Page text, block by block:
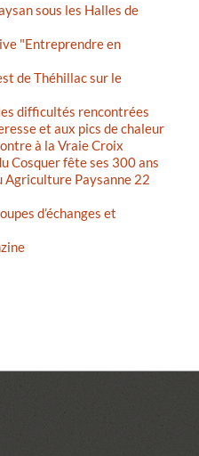
sous les Halles de
"Entreprendre en
de Théhillac sur le
difficultés rencontrées
et aux pics de chaleur
à la Vraie Croix
Cosquer fête ses 300 ans
Agriculture Paysanne 22
d’échanges et